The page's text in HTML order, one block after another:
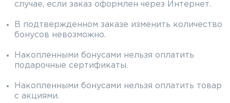
Чехлы и кейсы
Релоадинг
Сигнальные средства
случае, если заказ оформлен через Интернет.
В подтвержденном заказе изменить количество
бонусов невозможно.
Накопленными бонусами нельзя оплатить
подарочные сертификаты.
Накопленными бонусами нельзя оплатить товар
с акциями.